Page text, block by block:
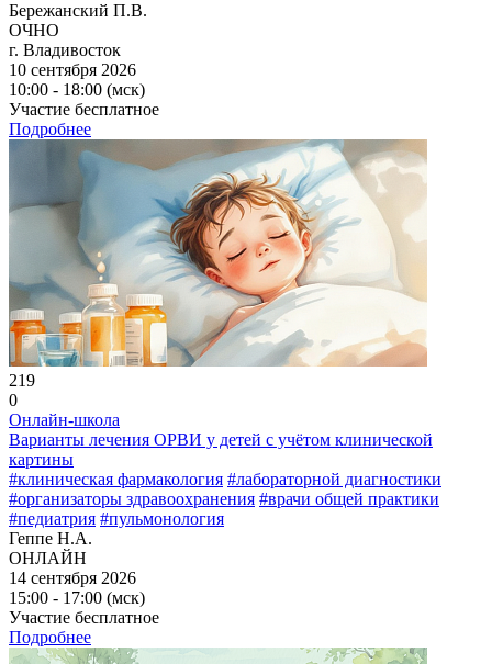
Бережанский П.В.
ОЧНО
г. Владивосток
10 сентября 2026
10:00 - 18:00 (мск)
Участие бесплатное
Подробнее
219
0
Онлайн-школа
Варианты лечения ОРВИ у детей с учётом клинической
картины
#клиническая фармакология #лабораторной диагностики
#организаторы здравоохранения #врачи общей практики
#педиатрия #пульмонология
Геппе Н.А.
ОНЛАЙН
14 сентября 2026
15:00 - 17:00 (мск)
Участие бесплатное
Подробнее